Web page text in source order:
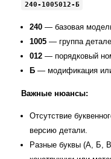
240‑1005012‑Б
240 — базовая
1005 — группа
012 — порядковый
Б — модификация
Важные нюансы:
Отсутствие
версию детали.
Разные буквы (А, Б,